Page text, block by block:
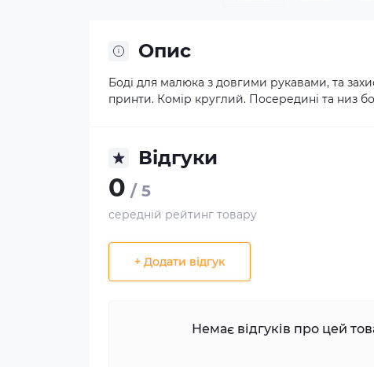
Опис
Боді для малюка з довгими рукавами, та
принти. Комір круглий. Посередині та низ
Відгуки
0 / 5
середній рейтинг товару
+ Додати відгук
Немає відгуків про цей